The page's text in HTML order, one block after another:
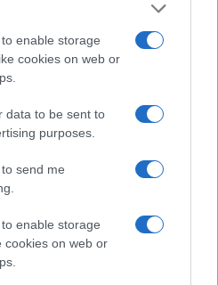
enable storage
cookies on web or
data to be sent to
purposes.
send me
enable storage
cookies on web or
pubblica